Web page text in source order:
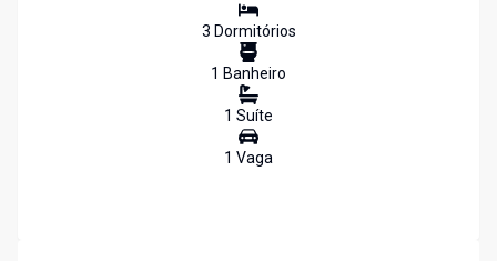
3 Dormitórios
1 Banheiro
1 Suíte
1 Vaga